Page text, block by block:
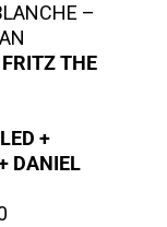
–
THE
+
DANIEL